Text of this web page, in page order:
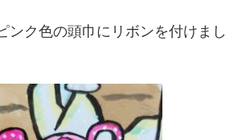
ンク色の頭巾にリボンを付けまし